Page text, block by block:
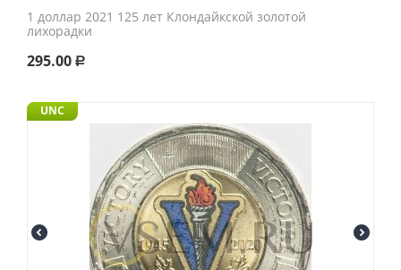
1 доллар 2021 125 лет Клондайкской золотой
лихорадки
295.00 Р
UNC